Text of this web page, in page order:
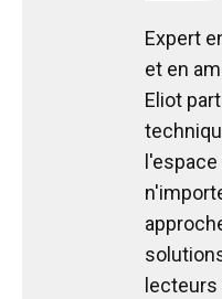
Expert
et en
Eliot